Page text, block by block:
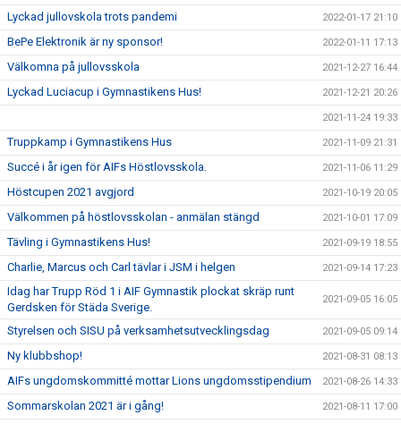
Lyckad jullovskola trots pandemi 2022-01-17 21:10
BePe Elektronik är ny sponsor! 2022-01-11 17:13
Välkomna på jullovsskola 2021-12-27 16:44
Lyckad Luciacup i Gymnastikens Hus! 2021-12-21 20:26
2021-11-24 19:33
Truppkamp i Gymnastikens Hus 2021-11-09 21:31
Succé i år igen för AIFs Höstlovsskola. 2021-11-06 11:29
Höstcupen 2021 avgjord 2021-10-19 20:05
Välkommen på höstlovsskolan - anmälan stängd 2021-10-01 17:09
Tävling i Gymnastikens Hus! 2021-09-19 18:55
Charlie, Marcus och Carl tävlar i JSM i helgen 2021-09-14 17:23
Idag har Trupp Röd 1 i AIF Gymnastik plockat skräp runt
Gerdsken för Städa Sverige.
2021-09-05 16:05
Styrelsen och SISU på verksamhetsutvecklingsdag 2021-09-05 09:14
Ny klubbshop! 2021-08-31 08:13
AIFs ungdomskommitté mottar Lions ungdomsstipendium 2021-08-26 14:33
Sommarskolan 2021 är i gång! 2021-08-11 17:00